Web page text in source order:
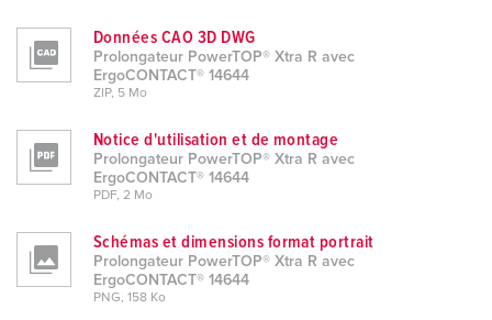
Données CAO 3D DWG
Prolongateur PowerTOP® Xtra R avec
ErgoCONTACT® 14644
ZIP, 5 Mo
Notice d'utilisation et de montage
Prolongateur PowerTOP® Xtra R avec
ErgoCONTACT® 14644
PDF, 2 Mo
Schémas et dimensions format portrait
Prolongateur PowerTOP® Xtra R avec
ErgoCONTACT® 14644
PNG, 158 Ko